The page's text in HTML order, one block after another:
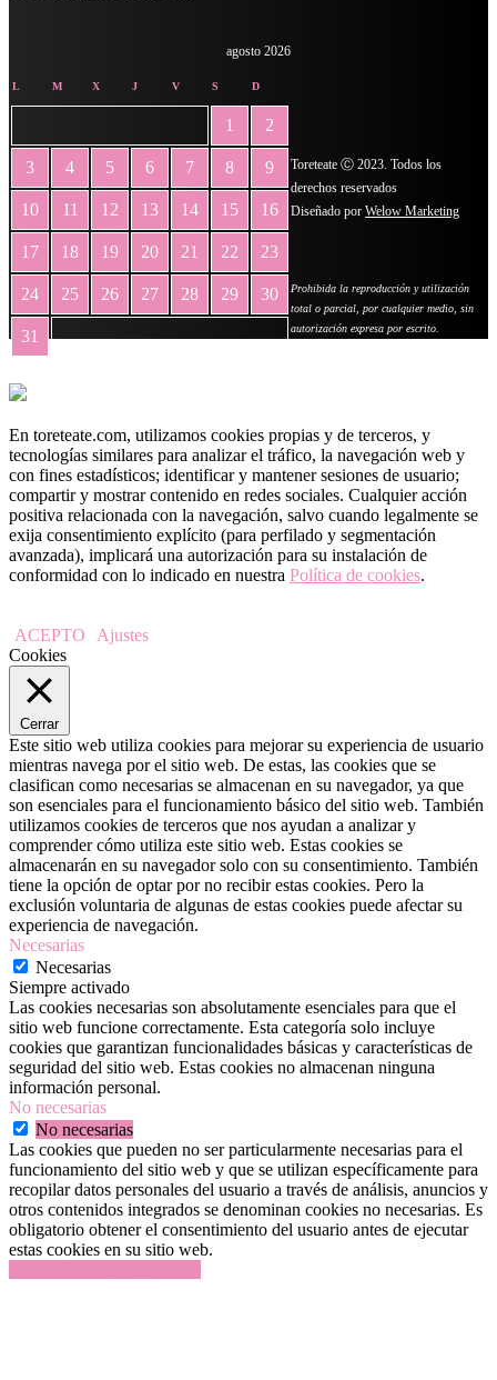
agosto 2026
L M X J V S D
1 2
3 4 5 6 7 8 9
10 11 12 13 14 15 16
17 18 19 20 21 22 23
24 25 26 27 28 29 30
31
Toreteate Ⓒ 2023. Todos los
derechos reservados
Diseñado por Welow Marketing
Prohibida la reproducción y utilización
total o parcial, por cualquier medio, sin
autorización expresa por escrito.
En toreteate.com, utilizamos cookies propias y de terceros, y
tecnologías similares para analizar el tráfico, la navegación web y
con fines estadísticos; identificar y mantener sesiones de usuario;
compartir y mostrar contenido en redes sociales. Cualquier acción
positiva relacionada con la navegación, salvo cuando legalmente se
exija consentimiento explícito (para perfilado y segmentación
avanzada), implicará una autorización para su instalación de
conformidad con lo indicado en nuestra Política de cookies.
ACEPTO
Ajustes
Cookies
Cerrar
Este sitio web utiliza cookies para mejorar su experiencia de usuario
mientras navega por el sitio web. De estas, las cookies que se
clasifican como necesarias se almacenan en su navegador, ya que
son esenciales para el funcionamiento básico del sitio web. También
utilizamos cookies de terceros que nos ayudan a analizar y
comprender cómo utiliza este sitio web. Estas cookies se
almacenarán en su navegador solo con su consentimiento. También
tiene la opción de optar por no recibir estas cookies. Pero la
exclusión voluntaria de algunas de estas cookies puede afectar su
experiencia de navegación.
Necesarias
Necesarias
Siempre activado
Las cookies necesarias son absolutamente esenciales para que el
sitio web funcione correctamente. Esta categoría solo incluye
cookies que garantizan funcionalidades básicas y características de
seguridad del sitio web. Estas cookies no almacenan ninguna
información personal.
No necesarias
No necesarias
Las cookies que pueden no ser particularmente necesarias para el
funcionamiento del sitio web y que se utilizan específicamente para
recopilar datos personales del usuario a través de análisis, anuncios y
otros contenidos integrados se denominan cookies no necesarias. Es
obligatorio obtener el consentimiento del usuario antes de ejecutar
estas cookies en su sitio web.